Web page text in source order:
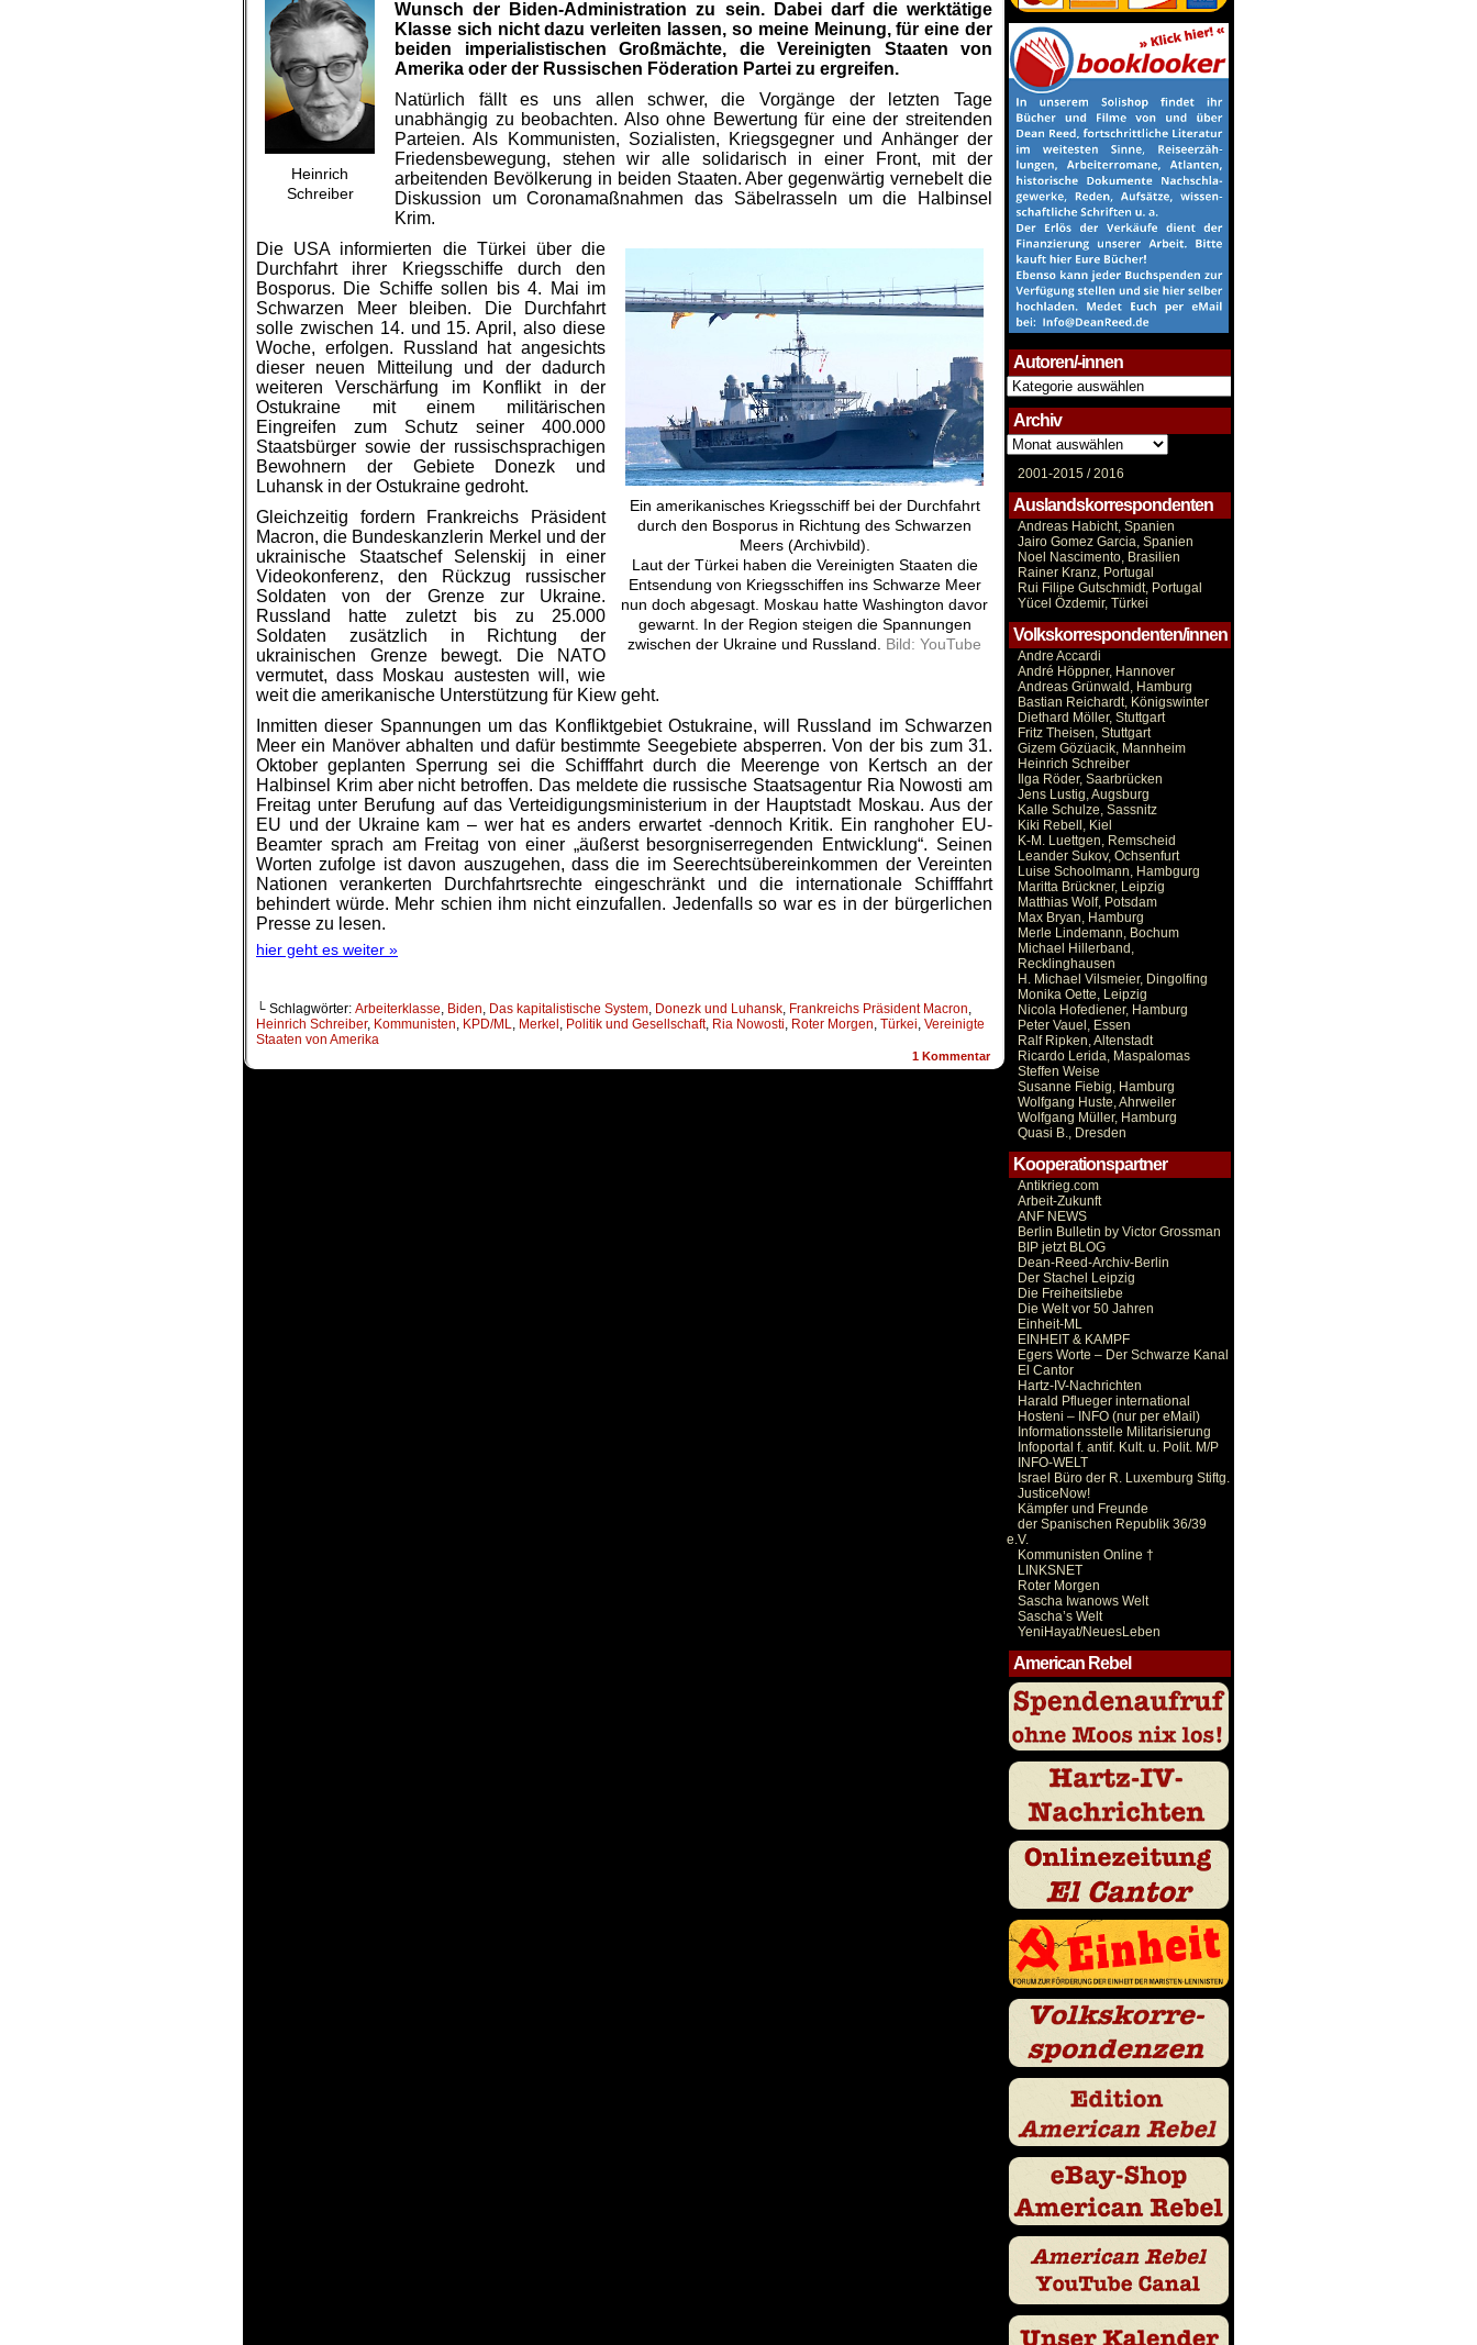
Heinrich
Schreiber
Wunsch der Biden-Administration zu sein. Dabei darf die werktätige
Klasse sich nicht dazu verleiten lassen, so meine Meinung, für eine der
beiden imperialistischen Großmächte, die Vereinigten Staaten von
Amerika oder der Russischen Föderation Partei zu ergreifen.
Natürlich fällt es uns allen schwer, die Vorgänge der letzten Tage
unabhängig zu beobachten. Also ohne Bewertung für eine der streitenden
Parteien. Als Kommunisten, Sozialisten, Kriegsgegner und Anhänger der
Friedensbewegung, stehen wir alle solidarisch in einer Front, mit der
arbeitenden Bevölkerung in beiden Staaten. Aber gegenwärtig vernebelt die
Diskussion um Coronamaßnahmen das Säbelrasseln um die Halbinsel
Krim.
Ein amerikanisches Kriegsschiff bei der Durchfahrt
durch den Bosporus in Richtung des Schwarzen
Meers (Archivbild).
Laut der Türkei haben die Vereinigten Staaten die
Entsendung von Kriegsschiffen ins Schwarze Meer
nun doch abgesagt. Moskau hatte Washington davor
gewarnt. In der Region steigen die Spannungen
zwischen der Ukraine und Russland. Bild: YouTube
Die USA informierten die Türkei über die
Durchfahrt ihrer Kriegsschiffe durch den
Bosporus. Die Schiffe sollen bis 4. Mai im
Schwarzen Meer bleiben. Die Durchfahrt
solle zwischen 14. und 15. April, also diese
Woche, erfolgen. Russland hat angesichts
dieser neuen Mitteilung und der dadurch
weiteren Verschärfung im Konflikt in der
Ostukraine mit einem militärischen
Eingreifen zum Schutz seiner 400.000
Staatsbürger sowie der russischsprachigen
Bewohnern der Gebiete Donezk und
Luhansk in der Ostukraine gedroht.
Gleichzeitig fordern Frankreichs Präsident
Macron, die Bundeskanzlerin Merkel und der
ukrainische Staatschef Selenskij in einer
Videokonferenz, den Rückzug russischer
Soldaten von der Grenze zur Ukraine.
Russland hatte zuletzt bis zu 25.000
Soldaten zusätzlich in Richtung der
ukrainischen Grenze bewegt. Die NATO
vermutet, dass Moskau austesten will, wie
weit die amerikanische Unterstützung für Kiew geht.
Inmitten dieser Spannungen um das Konfliktgebiet Ostukraine, will Russland im Schwarzen
Meer ein Manöver abhalten und dafür bestimmte Seegebiete absperren. Von der bis zum 31.
Oktober geplanten Sperrung sei die Schifffahrt durch die Meerenge von Kertsch an der
Halbinsel Krim aber nicht betroffen. Das meldete die russische Staatsagentur Ria Nowosti am
Freitag unter Berufung auf das Verteidigungsministerium in der Hauptstadt Moskau. Aus der
EU und der Ukraine kam – wer hat es anders erwartet -dennoch Kritik. Ein ranghoher EU-
Beamter sprach am Freitag von einer „äußerst besorgniserregenden Entwicklung“. Seinen
Worten zufolge ist davon auszugehen, dass die im Seerechtsübereinkommen der Vereinten
Nationen verankerten Durchfahrtsrechte eingeschränkt und die internationale Schifffahrt
behindert würde. Mehr schien ihm nicht einzufallen. Jedenfalls so war es in der bürgerlichen
Presse zu lesen.
hier geht es weiter »
└ Schlagwörter: Arbeiterklasse, Biden, Das kapitalistische System, Donezk und Luhansk, Frankreichs Präsident Macron,
Heinrich Schreiber, Kommunisten, KPD/ML, Merkel , Politik und Gesellschaft, Ria Nowosti, Roter Morgen, Türkei, Vereinigte
Staaten von Amerika
1 Kommentar
Autoren/-innen
Autoren/-
innen
Archiv
Archiv
2001-2015 /2016
Auslandskorrespondenten
Andreas Habicht, Spanien
Jairo Gomez Garcia, Spanien
Noel Nascimento, Brasilien
Rainer Kranz, Portugal
Rui Filipe Gutschmidt, Portugal
Yücel Özdemir, Türkei
Volkskorrespondenten/innen
Andre Accardi
André Höppner, Hannover
Andreas Grünwald, Hamburg
Bastian Reichardt, Königswinter
Diethard Möller, Stuttgart
Fritz Theisen, Stuttgart
Gizem Gözüacik, Mannheim
Heinrich Schreiber
Ilga Röder, Saarbrücken
Jens Lustig, Augsburg
Kalle Schulze, Sassnitz
Kiki Rebell, Kiel
K-M. Luettgen, Remscheid
Leander Sukov, Ochsenfurt
Luise Schoolmann, Hambgurg
Maritta Brückner, Leipzig
Matthias Wolf, Potsdam
Max Bryan, Hamburg
Merle Lindemann, Bochum
Michael Hillerband,
Recklinghausen
H. Michael Vilsmeier, Dingolfing
Monika Oette, Leipzig
Nicola Hofediener, Hamburg
Peter Vauel, Essen
Ralf Ripken, Altenstadt
Ricardo Lerida, Maspalomas
Steffen Weise
Susanne Fiebig, Hamburg
Wolfgang Huste, Ahrweiler
Wolfgang Müller, Hamburg
Quasi B., Dresden
Kooperationspartner
Antikrieg.com
Arbeit-Zukunft
ANF NEWS
Berlin Bulletin by Victor Grossman
BIP jetzt BLOG
Dean-Reed-Archiv-Berlin
Der Stachel Leipzig
Die Freiheitsliebe
Die Welt vor 50 Jahren
Einheit-ML
EINHEIT & KAMPF
Egers Worte – Der Schwarze Kanal
El Cantor
Hartz-IV-Nachrichten
Harald Pflueger international
Hosteni – INFO (nur per eMail)
Informationsstelle Militarisierung
Infoportal f. antif. Kult. u. Polit. M/P
INFO-WELT
Israel Büro der R. Luxemburg Stiftg.
JusticeNow!
Kämpfer und Freunde
der Spanischen Republik 36/39
e.V.
Kommunisten Online †
LINKSNET
Roter Morgen
Sascha Iwanows Welt
Sascha’s Welt
YeniHayat/NeuesLeben
American Rebel